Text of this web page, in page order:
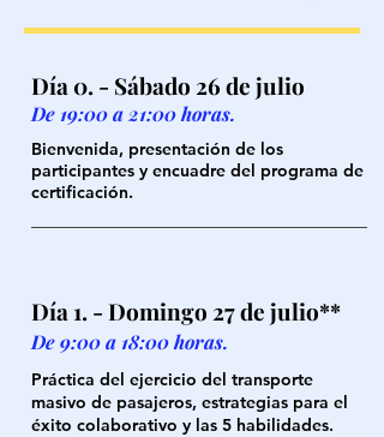
Día 0. - Sábado 26 de julio
De 19:00 a 21:00 horas.
Bienvenida, presentación de los
participantes y encuadre del programa de
certificación.
Día 1. - Domingo 27 de julio**
De 9:00 a 18:00 horas.
Práctica del ejercicio del transporte
masivo de pasajeros, estrategias para el
éxito colaborativo y las 5 habilidades.